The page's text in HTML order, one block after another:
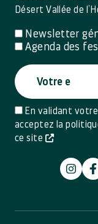
Désert Vallée de
Newsletter
Agenda des
En validant
acceptez la
ce site